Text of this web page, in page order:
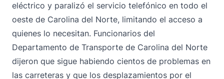
eléctrico y paralizó el servicio telefónico en todo el
oeste de Carolina del Norte, limitando el acceso a
quienes lo necesitan. Funcionarios del
Departamento de Transporte de Carolina del Norte
dijeron que sigue habiendo cientos de problemas en
las carreteras y que los desplazamientos por el